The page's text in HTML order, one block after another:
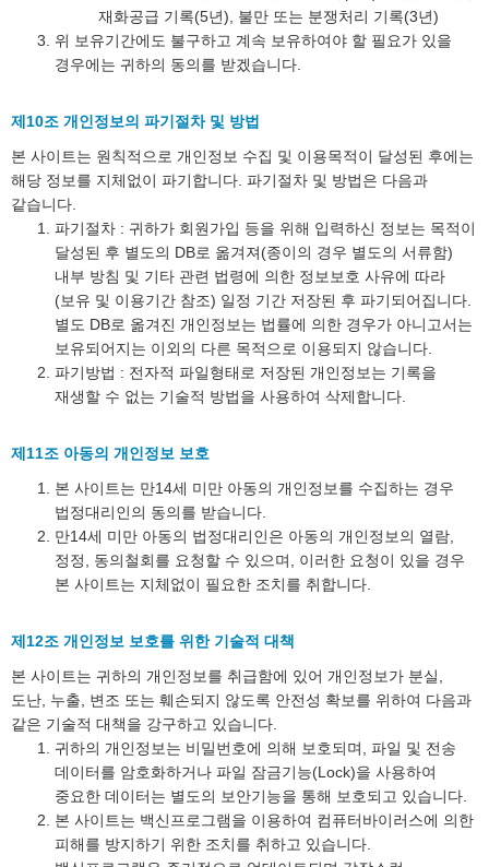
재화공급 기록(5년), 불만 또는 분쟁처리 기록(3년)
위 보유기간에도 불구하고 계속 보유하여야 할 필요가 있을
경우에는 귀하의 동의를 받겠습니다.
제10조 개인정보의 파기절차 및 방법
본 사이트는 원칙적으로 개인정보 수집 및 이용목적이 달성된 후에는
해당 정보를 지체없이 파기합니다. 파기절차 및 방법은 다음과
같습니다.
파기절차 : 귀하가 회원가입 등을 위해 입력하신 정보는 목적이
달성된 후 별도의 DB로 옮겨져(종이의 경우 별도의 서류함)
내부 방침 및 기타 관련 법령에 의한 정보보호 사유에 따라
(보유 및 이용기간 참조) 일정 기간 저장된 후 파기되어집니다.
별도 DB로 옮겨진 개인정보는 법률에 의한 경우가 아니고서는
보유되어지는 이외의 다른 목적으로 이용되지 않습니다.
파기방법 : 전자적 파일형태로 저장된 개인정보는 기록을
재생할 수 없는 기술적 방법을 사용하여 삭제합니다.
제11조 아동의 개인정보 보호
본 사이트는 만14세 미만 아동의 개인정보를 수집하는 경우
법정대리인의 동의를 받습니다.
만14세 미만 아동의 법정대리인은 아동의 개인정보의 열람,
정정, 동의철회를 요청할 수 있으며, 이러한 요청이 있을 경우
본 사이트는 지체없이 필요한 조치를 취합니다.
제12조 개인정보 보호를 위한 기술적 대책
본 사이트는 귀하의 개인정보를 취급함에 있어 개인정보가 분실,
도난, 누출, 변조 또는 훼손되지 않도록 안전성 확보를 위하여 다음과
같은 기술적 대책을 강구하고 있습니다.
귀하의 개인정보는 비밀번호에 의해 보호되며, 파일 및 전송
데이터를 암호화하거나 파일 잠금기능(Lock)을 사용하여
중요한 데이터는 별도의 보안기능을 통해 보호되고 있습니다.
본 사이트는 백신프로그램을 이용하여 컴퓨터바이러스에 의한
피해를 방지하기 위한 조치를 취하고 있습니다.